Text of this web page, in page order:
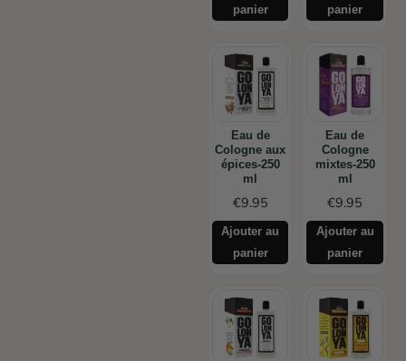
panier
panier
Eau de
Cologne aux
épices-250
ml
€9.95
Ajouter au
panier
Eau de
Cologne
mixtes-250
ml
€9.95
Ajouter au
panier